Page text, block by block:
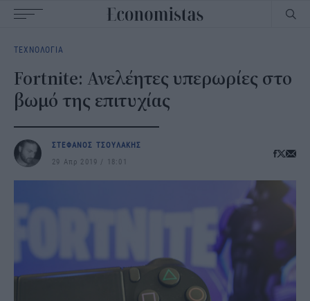
navigation
ΤΕΧΝΟΛΟΓΙΑ
Fortnite: Ανελέητες υπερωρίες στο
βωμό της επιτυχίας
ΣΤΕΦΑΝΟΣ ΤΣΟΥΛΑΚΗΣ
29 Απρ 2019
18:01